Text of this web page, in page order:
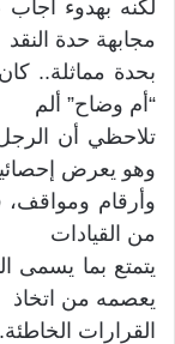
لكنه بهدوء
مجابهة حدة النقد
بحدة مماثلة..
“أم وضاح” ألم
تلاحظي أن
وهو يعرض
وأرقام ومواقف،
من القيادات
يتمتع بما يسمى
يعصمه من اتخاذ
القرارات